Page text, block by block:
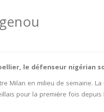
le défenseur nigérian
Milan en milieu de semaine.
pour la première fois depuis